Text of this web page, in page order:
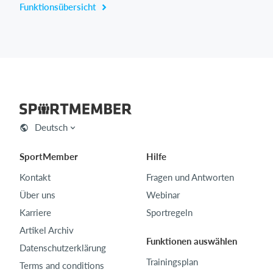
Funktionsübersicht
Deutsch
SportMember
Kontakt
Über uns
Karriere
Artikel Archiv
Datenschutzerklärung
Terms and conditions
Hilfe
Fragen und Antworten
Webinar
Sportregeln
Funktionen auswählen
Trainingsplan